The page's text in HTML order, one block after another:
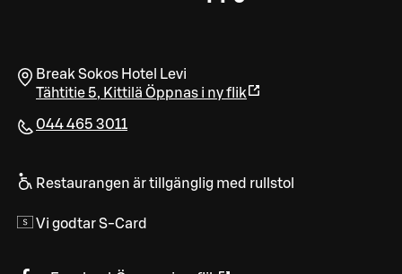
Break Sokos Hotel Levi
Tähtitie 5, Kittilä Öppnas i ny flik
044 465 3011
Restaurangen är tillgänglig med rullstol
Vi godtar S-Card